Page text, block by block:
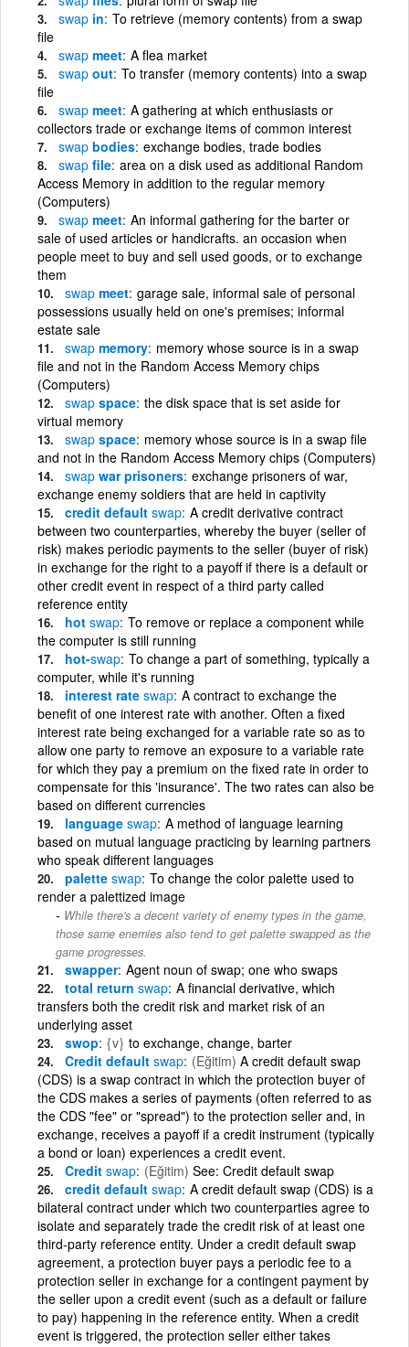
swap in To retrieve (memory contents) from a swap
file
swap meet A flea market
swap out To transfer (memory contents) into a swap
file
swap meet A gathering at which enthusiasts or
collectors trade or exchange items of common interest
swap bodies exchange bodies, trade bodies
swap file area on a disk used as additional Random
Access Memory in addition to the regular memory
(Computers)
swap meet An informal gathering for the barter or
sale of used articles or handicrafts. an occasion when
people meet to buy and sell used goods, or to exchange
them
swap meet garage sale, informal sale of personal
possessions usually held on one's premises; informal
estate sale
swap memory memory whose source is in a swap
file and not in the Random Access Memory chips
(Computers)
swap space the disk space that is set aside for
virtual memory
swap space memory whose source is in a swap file
and not in the Random Access Memory chips (Computers)
swap war prisoners exchange prisoners of war,
exchange enemy soldiers that are held in captivity
credit default swap A credit derivative contract
between two counterparties, whereby the buyer (seller of
risk) makes periodic payments to the seller (buyer of risk)
in exchange for the right to a payoff if there is a default or
other credit event in respect of a third party called
reference entity
hot swap To remove or replace a component while
the computer is still running
hot-swap To change a part of something, typically a
computer, while it's running
interest rate swap A contract to exchange the
benefit of one interest rate with another. Often a fixed
interest rate being exchanged for a variable rate so as to
allow one party to remove an exposure to a variable rate
for which they pay a premium on the fixed rate in order to
compensate for this 'insurance'. The two rates can also be
based on different currencies
language swap A method of language learning
based on mutual language practicing by learning partners
who speak different languages
palette swap To change the color palette used to
render a palettized image
While there's a decent variety of enemy types in the game,
those same enemies also tend to get palette swapped as the
game progresses.
swapper Agent noun of swap; one who swaps
total return swap A financial derivative, which
transfers both the credit risk and market risk of an
underlying asset
swop {v} to exchange, change, barter
Credit default swap (Eğitim) A credit default swap
(CDS) is a swap contract in which the protection buyer of
the CDS makes a series of payments (often referred to as
the CDS "fee" or "spread") to the protection seller and, in
exchange, receives a payoff if a credit instrument (typically
a bond or loan) experiences a credit event.
Credit swap (Eğitim) See: Credit default swap
credit default swap A credit default swap (CDS) is a
bilateral contract under which two counterparties agree to
isolate and separately trade the credit risk of at least one
third-party reference entity. Under a credit default swap
agreement, a protection buyer pays a periodic fee to a
protection seller in exchange for a contingent payment by
the seller upon a credit event (such as a default or failure
to pay) happening in the reference entity. When a credit
event is triggered, the protection seller either takes